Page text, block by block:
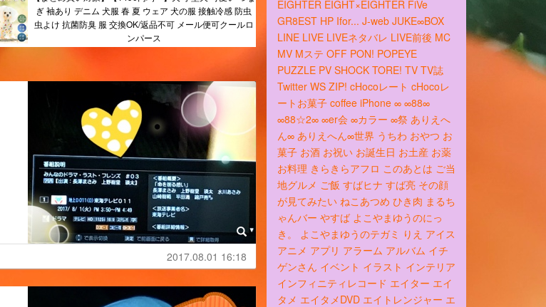
ぎ 袖あり デニム 犬服 春 夏 ウェア 犬の服 接触冷感 防虫
虫よけ 抗菌防臭 服 交換OK/返品不可 メール便可クールロ
ンパース
2017.08.01 16:18
EIGHTER EIGHT×EIGHTER FiVe
GR8EST HP Ifor... J-web JUKE∞BOX
LINE LIVE LIVEネタバレ LIVE前後 MC
MV Mステ OFF PON! POPEYE
PUZZLE PV SHOCK TORE! TV TV誌
Twitter WS ZIP! cHocoレート cHocoレ
ートお菓子 coffee iPhone ∞ ∞88∞
∞88☆2∞ ∞er会 ∞カラー ∞祭 ありえへ
ん∞ ありえへん∞世界 うちわ おやつ お
菓子 お酒 お祝い お誕生日 お土産 お薬
お料理 きらきらアフロ このあとは ご当
地グルメ ご飯 すばヒナ すば亮 その顔
が見てみたい ねこあつめ ひき肉 まるち
ゃんバー やすば よこやまゆうのにっ
き。
よこやまゆうのテガミ りえ アイス
アニメ アプリ アラーム アルバム イチ
ゲンさん イベント イラスト インテリア
インフィニティレコード エイター エイ
タメ エイタメDVD エイトレンジャー エ